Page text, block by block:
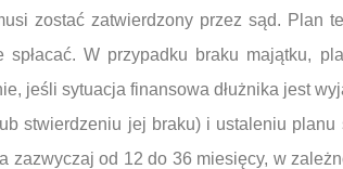
zostać zatwierdzony przez sąd. Plan
W przypadku braku majątku,
jeśli sytuacja finansowa dłużnika jest
stwierdzeniu jej braku) i ustaleniu planu
zazwyczaj od 12 do 36 miesięcy, w